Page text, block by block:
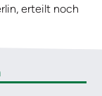
erteilt noch